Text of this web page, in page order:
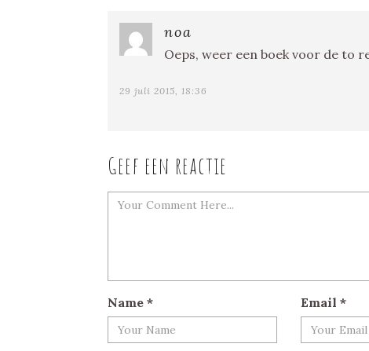
noa
Oeps, weer een boek voor de to
29 juli 2015, 18:36
Geef een reactie
Name * Email *